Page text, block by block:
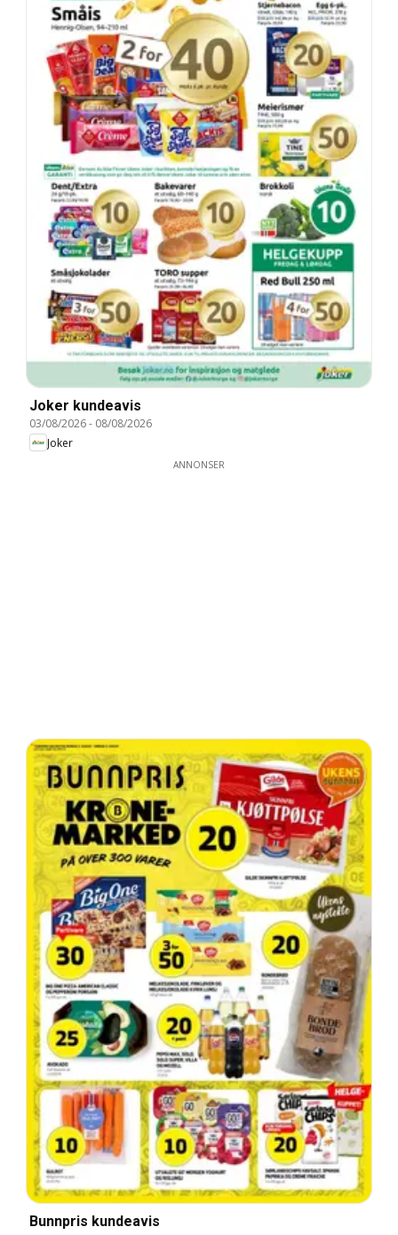
Joker kundeavis
03/08/2026- 08/08/2026
Joker
ANNONSER
Bunnpris kundeavis